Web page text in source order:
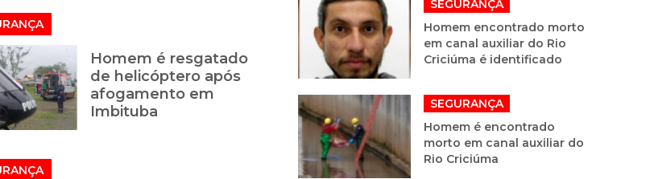
Homem é resgatado
de helicóptero após
afogamento em
Imbituba
SEGURANÇA
Homem encontrado morto
em canal auxiliar do Rio
Criciúma é identificado
SEGURANÇA
Homem é encontrado
morto em canal auxiliar do
Rio Criciúma